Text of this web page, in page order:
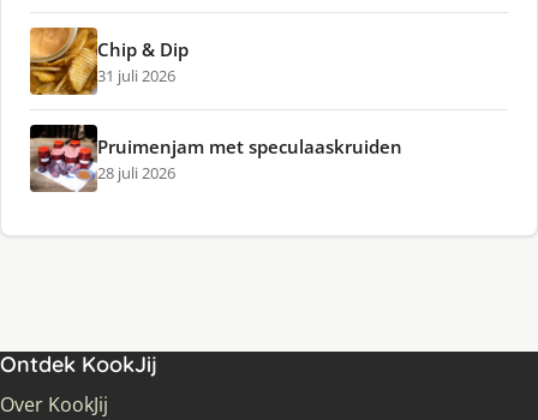
Chip & Dip
31 juli 2026
Pruimenjam met speculaaskruiden
28 juli 2026
Ontdek KookJij
Over KookJij